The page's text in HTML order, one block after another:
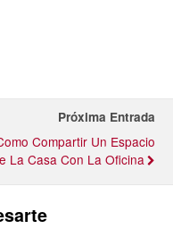
Próxima Entrada
Compartir Un Espacio
La Casa Con La Oficina